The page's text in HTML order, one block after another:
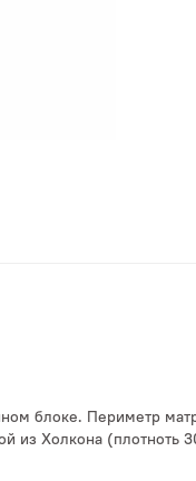
блоке. Периметр
из Холкона (плотноть